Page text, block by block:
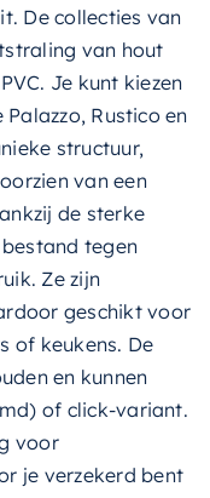
De collecties van
van hout
Je kunt kiezen
Rustico en
structuur,
van een
de sterke
tegen
Ze zijn
geschikt voor
of keukens. De
en kunnen
of click-variant.
voor
je verzekerd bent